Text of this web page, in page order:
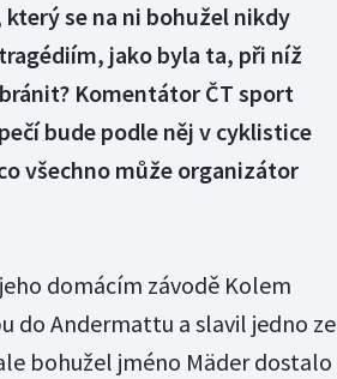
se na ni bohužel nikdy
jako byla ta, při níž
Komentátor ČT sport
bude podle něj v cyklistice
všechno může organizátor
domácím závodě Kolem
do Andermattu a slavil jedno ze
bohužel jméno Mäder dostalo